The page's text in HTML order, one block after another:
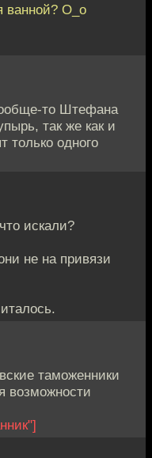
ванной? О_о
то Штефана
так же как и
только одного
искали?
не на привязи
таможенники
возможности